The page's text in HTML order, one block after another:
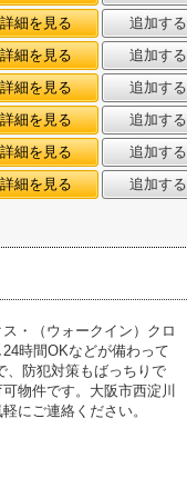
詳細を見る
追加する
詳細を見る
追加する
詳細を見る
追加する
詳細を見る
追加する
詳細を見る
追加する
詳細を見る 追加する
・（ウォークイン）クロ
時間OKなどが備わって
、防犯対策もばっちりで
物件です。大阪市西淀川
にご連絡ください。